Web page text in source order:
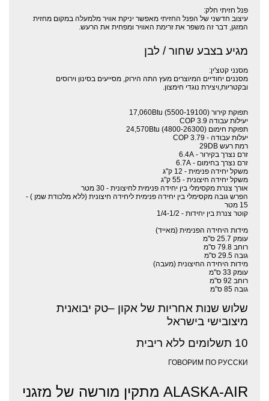
פנל חזיתי חלק:
עיצוב חדשני של הפנל החזיתי מאפשר יניקת אוויר מלמעלה במקום מחזית
המזגן, דבר זה משפר את זרימת האוויר ומפחית את הרעש.
מגיע בצבע שחור / לבן
מסנני קטצ'ין:
מסננים יחודיים המיוצרים מעץ התה הירוק, מסייעים בסינון וירוסים
ובקטריות,ויצירת נוגדי חימצון.
תפוקת קירור (17,060Btu (5500-19100
יעילות עבודה 3.9 COP
תפוקת חימום (24,570Btu (4800-26300
יעלות עבודה - COP 3.79
רמת רעש 29DB
זרם נצרך בקירור - 6.4A
זרם נצרך בחימום - 6.7A
משקל יחידה פנימית - 12 ק"ג
משקל יחידה חיצונית - 55 ק"ג
אורך צנרת מקסימלי בין יחידה פנימית לחיצונית - 30 מטר
הפרש גובה מקסימלי בין יחידה פנימית ליחידה חיצונית (ללא מלכודת שמן ) -
15 מטר
קוטר צנרת בין יחידות - 1/4-1/2
מידות היחידה הפנימית (מאייד)
עומק 25.7 ס"מ
רוחב 79.8 ס"מ
גובה 29.5 ס"מ
מידות היחידה החיצונית (מעבה)
עומק 33 ס"מ
רוחב 92 ס"מ
גובה 85 ס"מ
שלוש שנות אחריות של אקון –טק יבואנית
מיצובישי בישראל
10 תשלומים ללא ריבית
ГОВОРИМ ПО РУССКИ
ALASKA-AIR מתקין מורשה של מזגני